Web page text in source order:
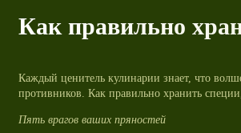
Как правильно
Каждый ценитель кулинарии знает, что
противников. Как правильно хранить
Пять врагов ваших пряностей